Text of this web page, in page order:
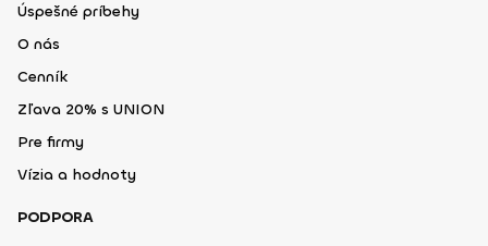
Úspešné príbehy
O nás
Cenník
Zľava 20% s UNION
Pre firmy
Vízia a hodnoty
PODPORA